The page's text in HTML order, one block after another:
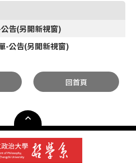
告(另開新視窗)
-公告(另開新視窗)
回首頁